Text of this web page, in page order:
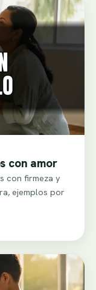
con amor
con firmeza y
ejemplos por